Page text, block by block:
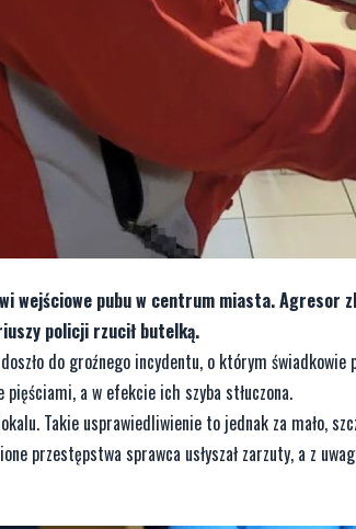
wejściowe pubu w centrum miasta. Agresor
policji rzucił butelką.
do groźnego incydentu, o którym świadkowie
a w efekcie ich szyba stłuczona.
Takie usprawiedliwienie to jednak za mało,
przestępstwa sprawca usłyszał zarzuty, a z